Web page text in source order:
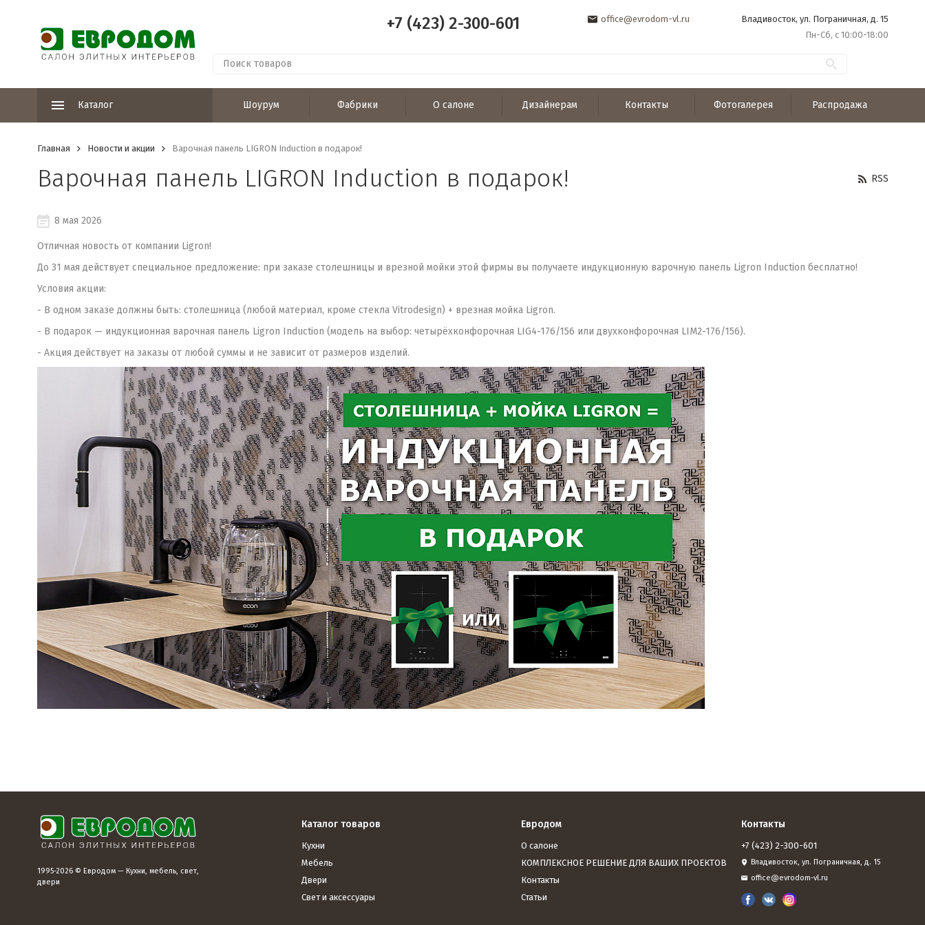
+7 (423) 2-300-601 office@evrodom-vl.ru
Владивосток, ул. Пограничная, д. 15
Пн-Сб, с 10:00-18:00
Каталог Шоурум Фабрики О салоне Дизайнерам Контакты Фотогалерея Распродажа
Главная Новости и акции Варочная панель LIGRON Induction в подарок!
Варочная панель LIGRON Induction в подарок! RSS
8 мая 2026
Отличная новость от компании Ligron!
До 31 мая действует специальное предложение: при заказе столешницы и врезной мойки этой фирмы вы получаете индукционную варочную панель Ligron Induction бесплатно!
Условия акции:
- В одном заказе должны быть: столешница (любой материал, кроме стекла Vitrodesign) + врезная мойка Ligron.
- В подарок — индукционная варочная панель Ligron Induction (модель на выбор: четырёхконфорочная LIG4-176/156 или двухконфорочная LIM2-176/156).
- Акция действует на заказы от любой суммы и не зависит от размеров изделий.
1995-2026 © Евродом — Кухни, мебель, свет,
двери
Каталог товаров
Кухни
Мебель
Двери
Свет и аксессуары
Евродом
О салоне
КОМПЛЕКСНОЕ РЕШЕНИЕ ДЛЯ ВАШИХ ПРОЕКТОВ
Контакты
Статьи
Контакты
+7 (423) 2-300-601
Владивосток, ул. Пограничная, д. 15
office@evrodom-vl.ru